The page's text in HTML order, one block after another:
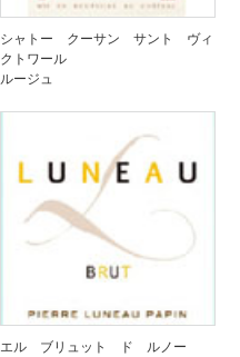
シャトー クーサン サント ヴィ
クトワール
ルージュ
エル ブリュット ド ルノー